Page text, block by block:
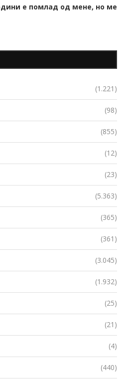
е помлад од мене, но ме
(1.221)
(98)
(855)
(12)
(23)
(5.363)
(365)
(361)
(3.045)
(1.932)
(25)
(21)
(4)
(440)